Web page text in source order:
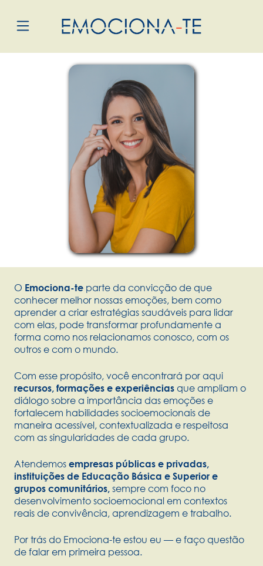
O Emociona-te parte da convicção de que
conhecer melhor nossas emoções, bem como
aprender a criar estratégias saudáveis para lidar
com elas, pode transformar profundamente a
forma como nos relacionamos conosco, com os
outros e com o mundo.
Com esse propósito, você encontrará por aqui
recursos, formações e experiências que ampliam o
diálogo sobre a importância das emoções e
fortalecem habilidades socioemocionais de
maneira acessível, contextualizada e respeitosa
com as singularidades de cada grupo.
Atendemos empresas públicas e privadas,
instituições de Educação Básica e Superior e
grupos comunitários, sempre com foco no
desenvolvimento socioemocional em contextos
reais de convivência, aprendizagem e trabalho.
Por trás do Emociona-te estou eu — e faço questão
de falar em primeira pessoa.